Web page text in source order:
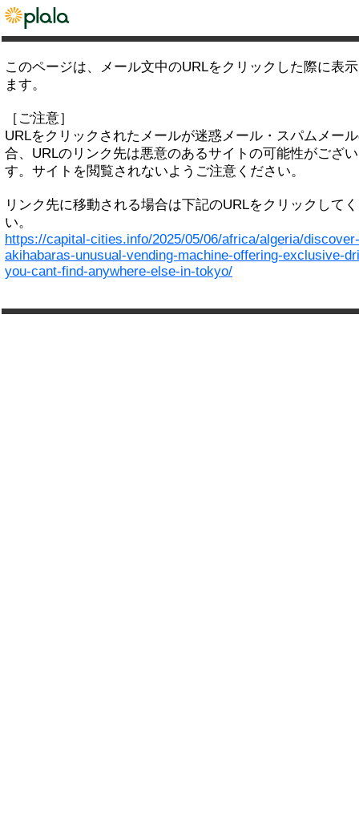
このページは、メール文中のURLをクリックした際に表
ます。
［ご注意］
URLをクリックされたメールが迷惑メール・スパムメー
合、URLのリンク先は悪意のあるサイトの可能性がござ
す。サイトを閲覧されないようご注意ください。
リンク先に移動される場合は下記のURLをクリックして
い。
https://capital-cities.info/2025/05/06/africa/algeria/discover-
akihabaras-unusual-vending-machine-offering-exclusive-
you-cant-find-anywhere-else-in-tokyo/